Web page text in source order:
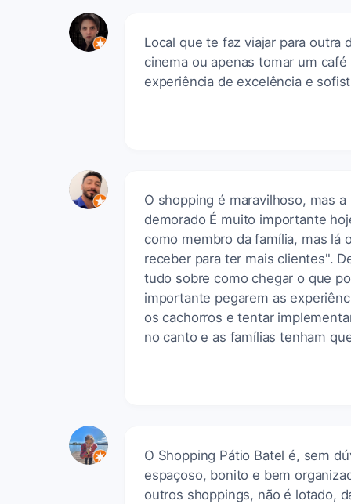
Local que te faz viajar para outra
cinema ou apenas tomar um
experiência de excelência e
O shopping é maravilhoso, mas
demorado É muito importante
como membro da família, mas lá
receber para ter mais clientes".
tudo sobre como chegar o que
importante pegarem as
os cachorros e tentar
no canto e as famílias tenham
O Shopping Pátio Batel é, sem
espaçoso, bonito e bem
outros shoppings, não é lotado,